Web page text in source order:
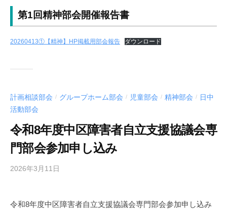
者
自
支
会
第1回精神部会開催報告書
20260413①【精神】HP掲載用部会報告 ダウンロード
計画相談部会 / グループホーム部会 / 児童部会 / 精神部会 / 日中
活動部会
令和8年度中区障害者自立支援協議会専
門部会参加申し込み
2026年3月11日
区
令和8年度中区障害者自立支援協議会専門部会参加申し込み